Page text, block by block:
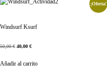
¡Oferta!
Windsurf Ksurf
50,00€ 40,00 €
Añadir al carrito